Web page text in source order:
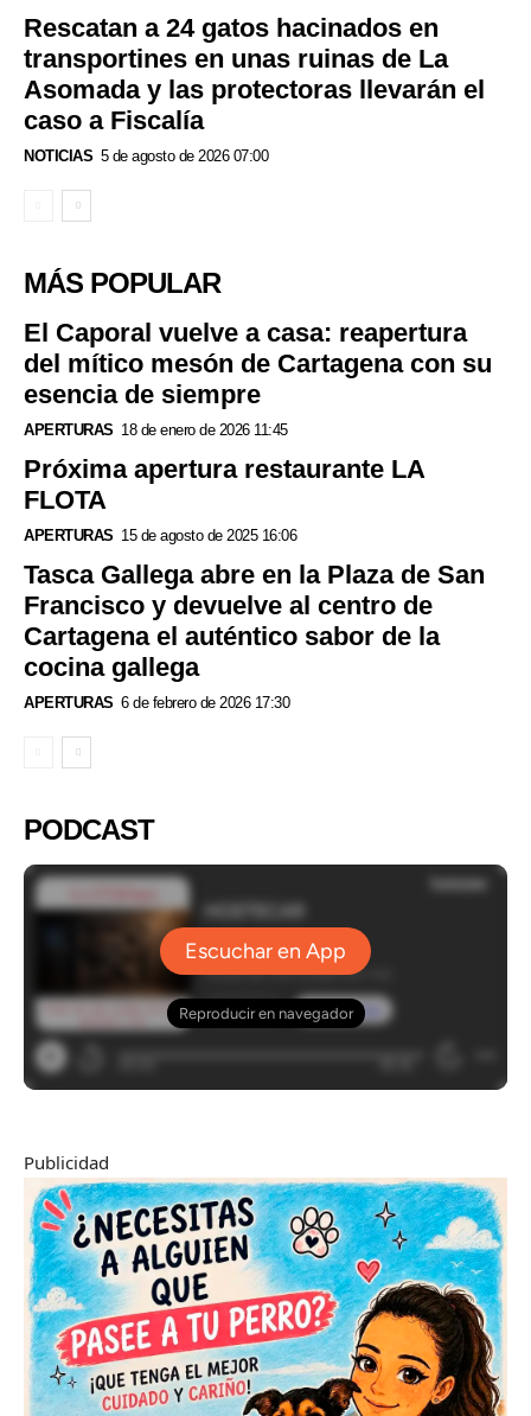
Rescatan a 24 gatos hacinados en
transportines en unas ruinas de La
Asomada y las protectoras llevarán el
caso a Fiscalía
NOTICIAS 5 de agosto de 2026 07:00
MÁS POPULAR
El Caporal vuelve a casa: reapertura
del mítico mesón de Cartagena con su
esencia de siempre
APERTURAS 18 de enero de 2026 11:45
Próxima apertura restaurante LA
FLOTA
APERTURAS 15 de agosto de 2025 16:06
Tasca Gallega abre en la Plaza de San
Francisco y devuelve al centro de
Cartagena el auténtico sabor de la
cocina gallega
APERTURAS 6 de febrero de 2026 17:30
PODCAST
Publicidad